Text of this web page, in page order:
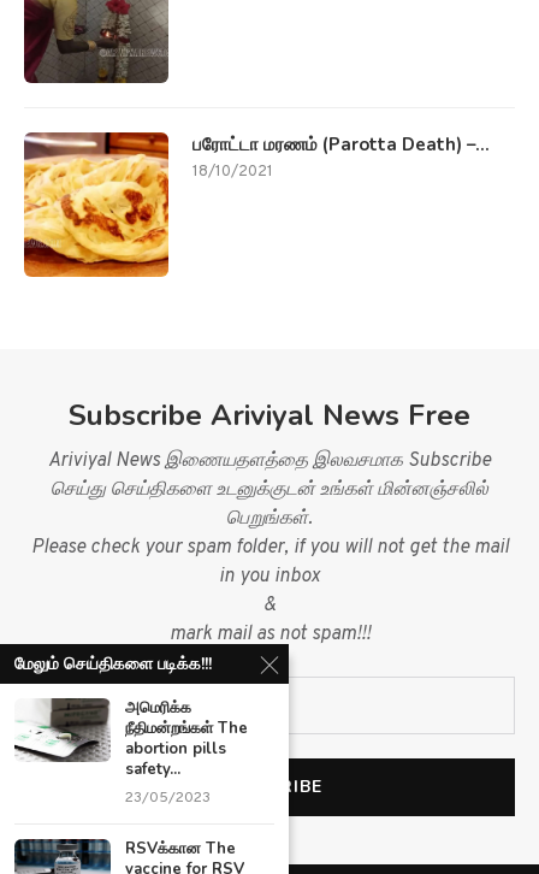
பரோட்டா மரணம் (Parotta Death) –...
18/10/2021
Subscribe Ariviyal News Free
Ariviyal News இணையதளத்தை இலவசமாக Subscribe
செய்து செய்திகளை உடனுக்குடன் உங்கள் மின்னஞ்சலில்
பெறுங்கள்.
Please check your spam folder, if you will not get the mail
in you inbox
&
mark mail as not spam!!!
மேலும் செய்திகளை படிக்க!!!
அமெரிக்க
நீதிமன்றங்கள் The
abortion pills
safety...
23/05/2023
RSVக்கான The
vaccine for RSV